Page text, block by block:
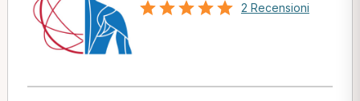
2 Recensioni